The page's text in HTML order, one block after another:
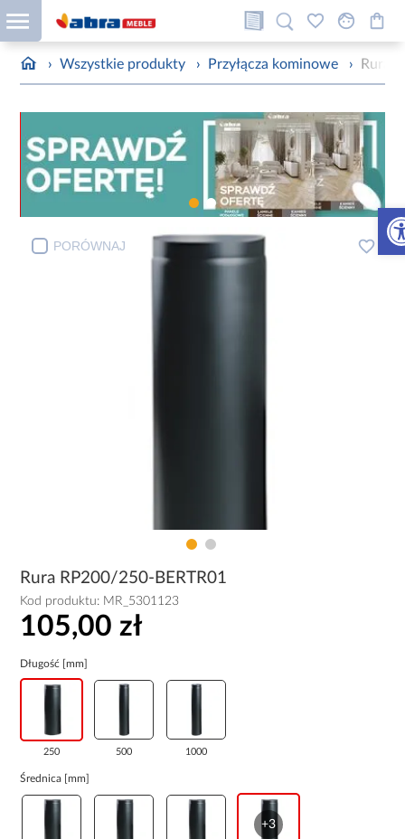
› Wszystkie produkty › Przyłącza kominowe › Rura
PORÓWNAJ
Rura RP200/250-BERTR01
Kod produktu: MR_5301123
105,00 zł
Długość [mm]
250 500 1000
Średnica [mm]
+3